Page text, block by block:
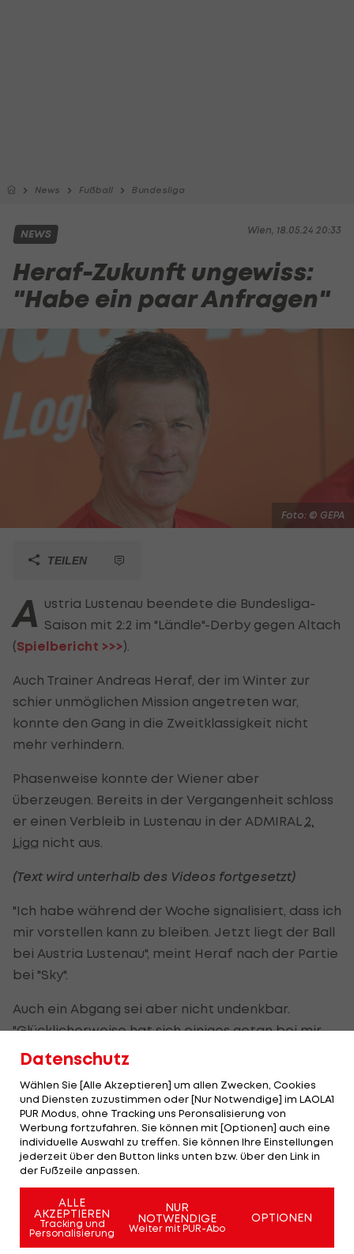
News Fußball Bundesliga
Wien, 18.05.24 20:33
NEWS
Heraf-Zukunft ungewiss:
"Habe ein paar Anfragen"
Foto: © GEPA
TEILEN
A ustria Lustenau beendete die Bundesliga-
Saison mit 2:2 im "Ländle"-Derby gegen Altach
(Spielbericht >>>).
Auch Trainer Andreas Heraf, der im Winter zur
schier unmöglichen Mission angetreten war,
konnte den Gang in die Zweitklassigkeit nicht
mehr verhindern.
Phasenweise konnte der Wiener aber
überzeugen. Bereits in der Vergangenheit schloss
er einen Verbleib in Lustenau in der ADMIRAL 2.
Liga nicht aus.
(Text wird unterhalb des Videos fortgesetzt)
"Ich habe während der Woche signalisiert, dass ich
mir vorstellen kann zu bleiben. Jetzt liegt der Ball
bei Austria Lustenau", meint Heraf nach der Partie
bei "Sky".
Auch ein Abgang sei aber nicht undenkbar.
"Glücklicherweise hat sich einiges getan bei mir,
ich habe ein paar Anfragen bekommen, da sind
entspannt momentan, lasse alles auf mich
zukommen", macht sich der Wiener keine Sorgen
rundum seine Zukunft.
kein Bundesliga-Team"
Bundesliga
Datenschutz
Wählen Sie [Alle Akzeptieren] um allen Zwecken, Cookies
und Diensten zuzustimmen oder [Nur Notwendige] im LAOLA1
PUR Modus, ohne Tracking uns Peronsalisierung von
Werbung fortzufahren. Sie können mit [Optionen] auch eine
individuelle Auswahl zu treffen. Sie können Ihre Einstellungen
jederzeit über den Button links unten bzw. über den Link in
der Fußzeile anpassen.
ALLE
AKZEPTIEREN
Tracking und
Personalisierung
NUR
NOTWENDIGE
Weiter mit PUR-Abo
OPTIONEN